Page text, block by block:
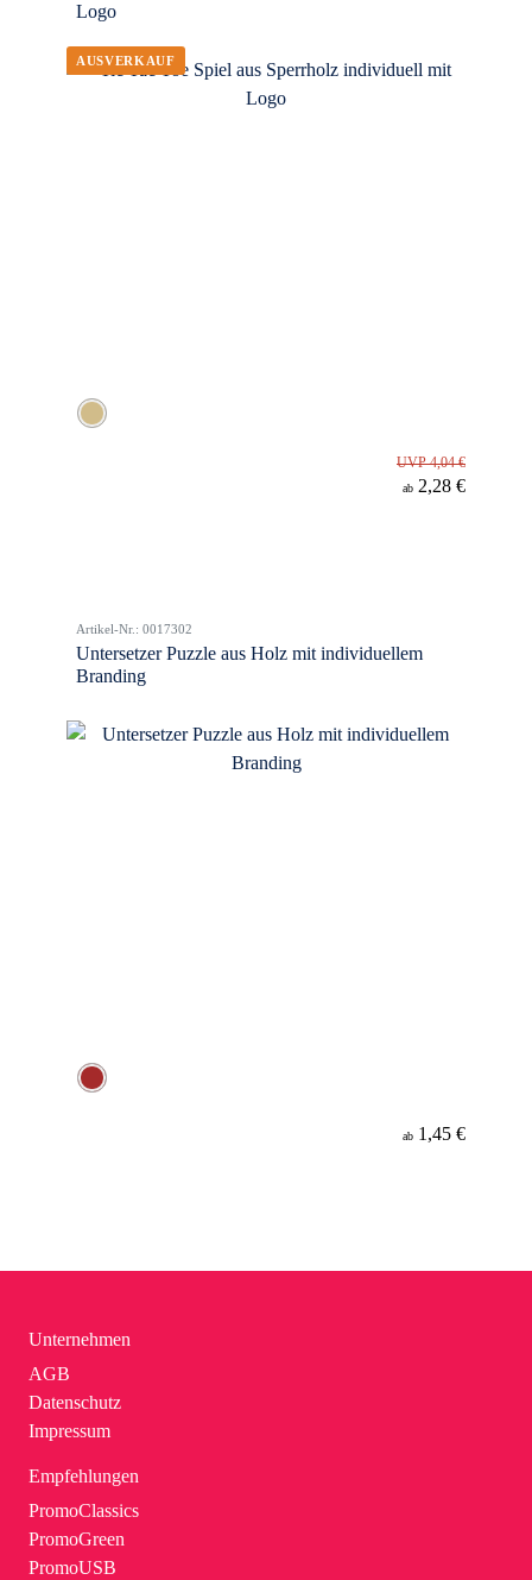
Logo
UVP 4,04 €
ab 2,28 €
Artikel-Nr.: 0017302
Untersetzer Puzzle aus Holz mit individuellem
Branding
ab 1,45 €
Unternehmen
AGB
Datenschutz
Impressum
Empfehlungen
PromoClassics
PromoGreen
PromoUSB